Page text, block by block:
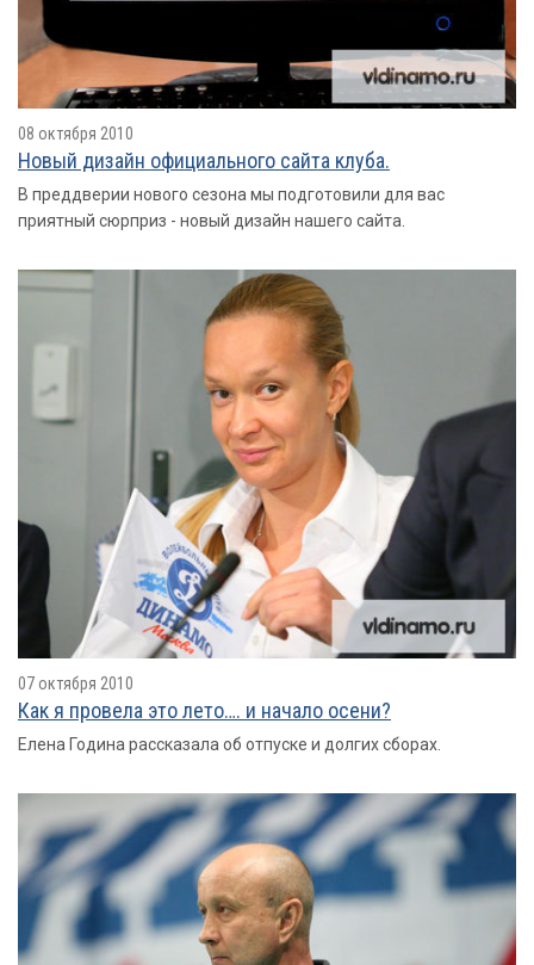
08 октября 2010
Новый дизайн официального сайта клуба.
В преддверии нового сезона мы подготовили для вас
приятный сюрприз - новый дизайн нашего сайта.
07 октября 2010
Как я провелa это лето…. и начало осени?
Елена Година рассказала об отпуске и долгих сборах.